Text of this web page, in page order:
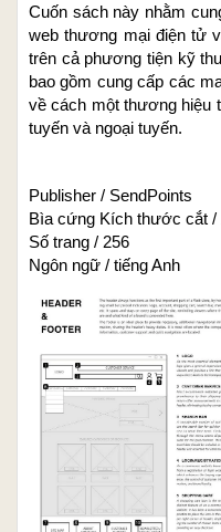
Cuốn sách này nhằm
web thương mại điện tử
trên cả phương tiện kỹ
bao gồm cung cấp các
về cách một thương hiệu
tuyến và ngoại tuyến.
Publisher / SendPoints
Bìa cứng Kích thước cắt /
Số trang / 256
Ngôn ngữ / tiếng Anh